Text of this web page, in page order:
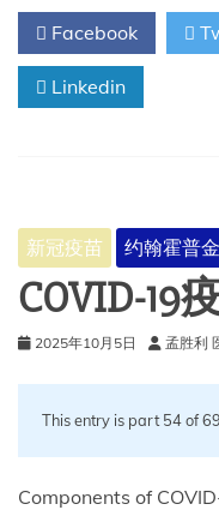
推
免
Facebook
Linkedin
新冠疫苗 约翰霍普
COVID-19
2025年10月5日 孟胜利
This entry is part 54 of
Components of